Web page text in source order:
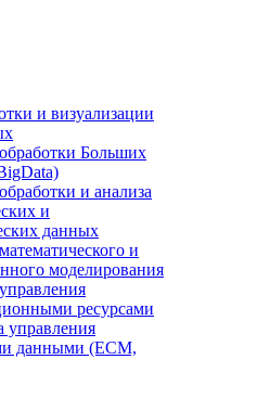
и визуализации
Больших
и анализа
и
данных
и
моделирования
ресурсами
управления
данными (ECM,